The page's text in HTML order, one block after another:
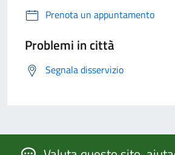
Prenota un appuntamento
Problemi in città
Segnala disservizio